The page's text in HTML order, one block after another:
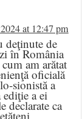
at 12:47 pm
deţinute de
în România
am arătat
oficială
sionistă a
a ei
declarate ca